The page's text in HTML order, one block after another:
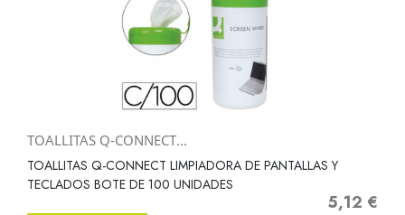
TOALLITAS Q-CONNECT...
TOALLITAS Q-CONNECT LIMPIADORA DE PANTALLAS Y
TECLADOS BOTE DE 100 UNIDADES
Precio
5,12 €